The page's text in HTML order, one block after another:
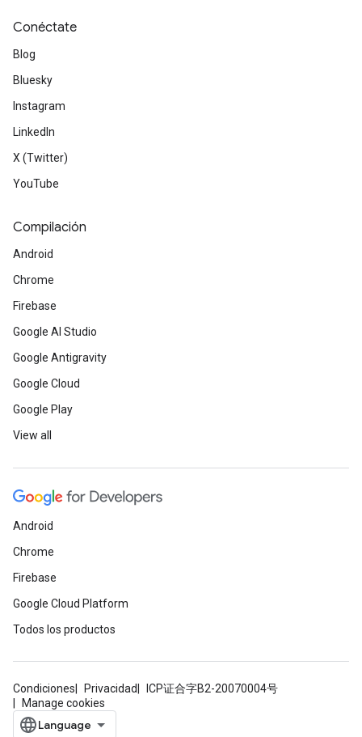
Conéctate
Blog
Bluesky
Instagram
LinkedIn
X (Twitter)
YouTube
Compilación
Android
Chrome
Firebase
Google AI Studio
Google Antigravity
Google Cloud
Google Play
View all
Android
Chrome
Firebase
Google Cloud Platform
Todos los productos
Condiciones Privacidad
ICP证合字B2-20070004号
Manage cookies